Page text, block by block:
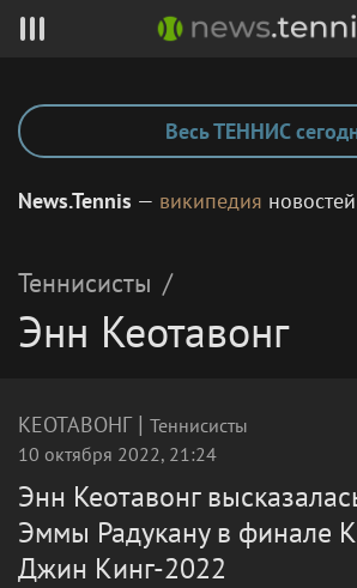
Весь ТЕННИС
News.Tennis — википедия
Теннисисты /
Энн Кеотавонг
КЕОТАВОНГ| Теннисисты
10 октября 2022, 21:24
Энн Кеотавонг
Эммы Радукану в финале
Джин Кинг-2022